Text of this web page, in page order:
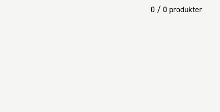
0 / 0 produkter